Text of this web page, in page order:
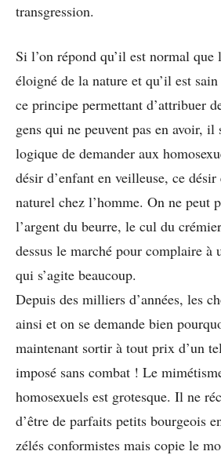
transgression.
Si l’on répond qu’il est normal que
éloigné de la nature et qu’il est
ce principe permettant d’attribuer
gens qui ne peuvent pas en avoir, il
logique de demander aux
désir d’enfant en veilleuse, ce
naturel chez l’homme. On ne peut
l’argent du beurre, le cul du
dessus le marché pour complaire à
qui s’agite beaucoup.
Depuis des milliers d’années, les
ainsi et on se demande bien
maintenant sortir à tout prix d’un
imposé sans combat ! Le
homosexuels est grotesque. Il ne
d’être de parfaits petits bourgeois
zélés conformistes mais copie le